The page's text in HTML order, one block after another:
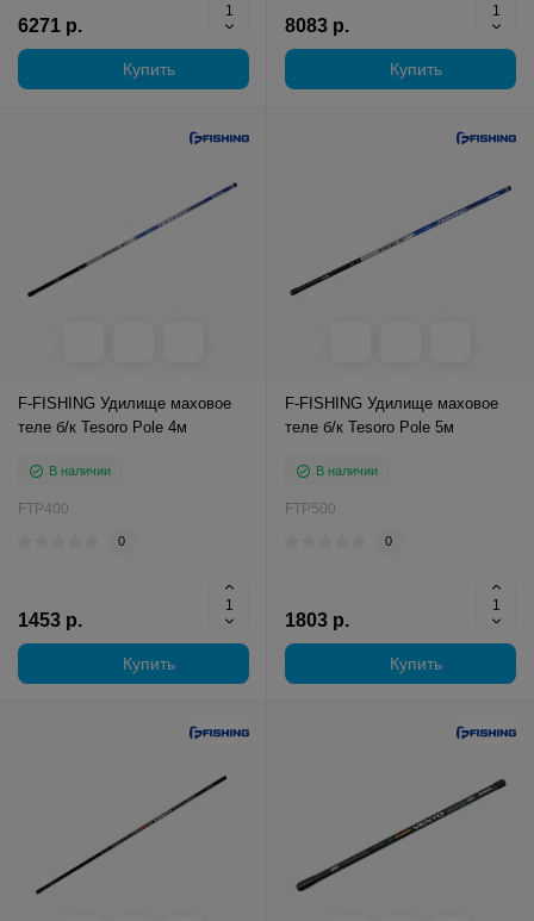
6271 р.
Купить
8083 р.
Купить
F-FISHING Удилище маховое
теле б/к Tesoro Pole 4м
В наличии
FTP400
0
1453 р.
Купить
F-FISHING Удилище маховое
теле б/к Tesoro Pole 5м
В наличии
FTP500
0
1803 р.
Купить